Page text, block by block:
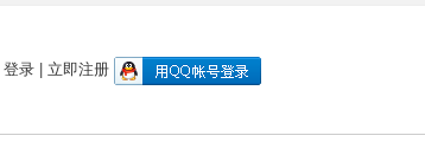
登录 立即注册